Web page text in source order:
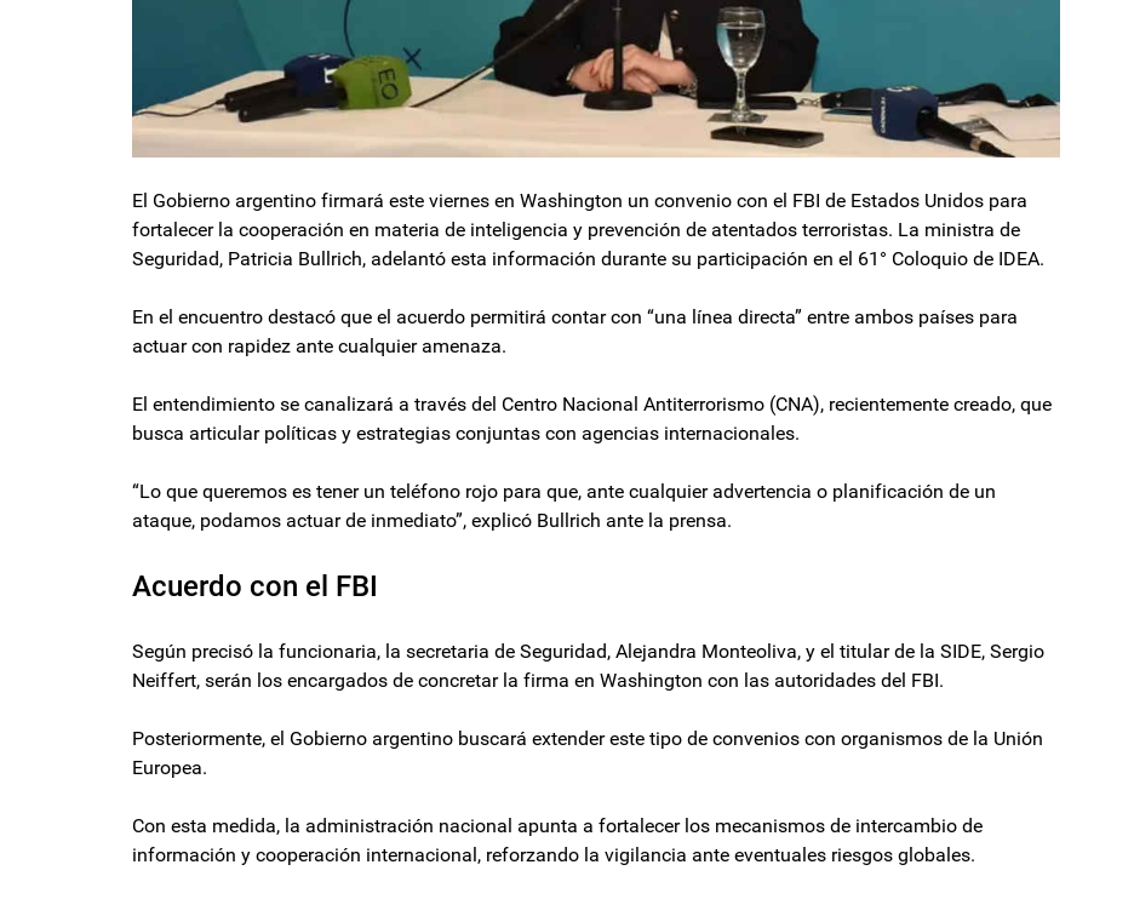
El Gobierno argentino firmará este viernes en Washington un convenio con el FBI de Estados Unidos para
fortalecer la cooperación en materia de inteligencia y prevención de atentados terroristas. La ministra de
Seguridad, Patricia Bullrich, adelantó esta información durante su participación en el 61° Coloquio de IDEA.
En el encuentro destacó que el acuerdo permitirá contar con “una línea directa” entre ambos países para
actuar con rapidez ante cualquier amenaza.
El entendimiento se canalizará a través del Centro Nacional Antiterrorismo (CNA), recientemente creado, que
busca articular políticas y estrategias conjuntas con agencias internacionales.
“Lo que queremos es tener un teléfono rojo para que, ante cualquier advertencia o planificación de un
ataque, podamos actuar de inmediato”, explicó Bullrich ante la prensa.
Acuerdo con el FBI
Según precisó la funcionaria, la secretaria de Seguridad, Alejandra Monteoliva, y el titular de la SIDE, Sergio
Neiffert, serán los encargados de concretar la firma en Washington con las autoridades del FBI.
Posteriormente, el Gobierno argentino buscará extender este tipo de convenios con organismos de la Unión
Europea.
Con esta medida, la administración nacional apunta a fortalecer los mecanismos de intercambio de
información y cooperación internacional, reforzando la vigilancia ante eventuales riesgos globales.